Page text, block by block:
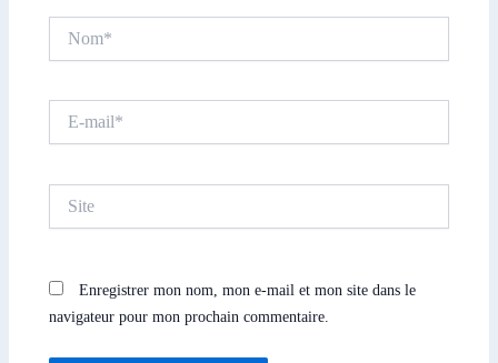
mail*
Enregistrer mon nom, mon e-mail et mon site dans le
navigateur pour mon prochain commentaire.